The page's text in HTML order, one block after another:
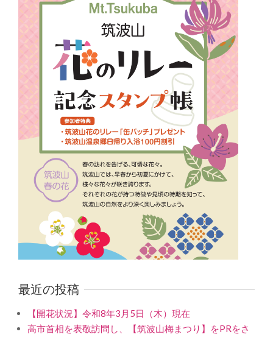
最近の投稿
【開花状況】令和8年3月5日（木）現在
高市首相を表敬訪問し、【筑波山梅まつり】をPRをさ